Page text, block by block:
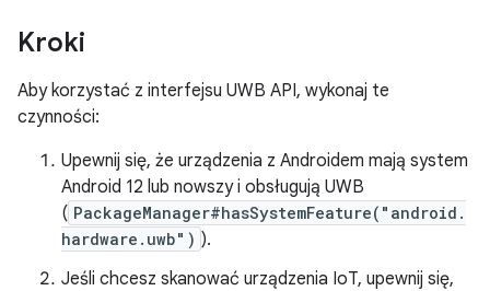
Kroki
Aby korzystać z interfejsu UWB API, wykonaj te
czynności:
Upewnij się, że urządzenia z Androidem mają system
Android 12 lub nowszy i obsługują UWB
( PackageManager#hasSystemFeature("android.
hardware.uwb") ).
Jeśli chcesz skanować urządzenia IoT, upewnij się,